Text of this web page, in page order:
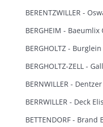
BERENTZWILLER -
BETTENDORF -